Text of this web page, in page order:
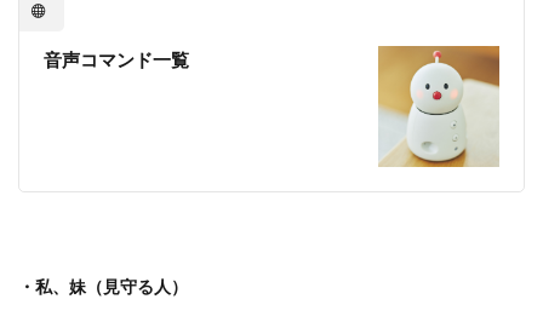
音声コマンド一覧
・私、妹（見守る人）